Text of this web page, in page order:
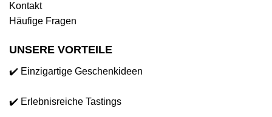
Kontakt
Häufige Fragen
UNSERE VORTEILE
✔️ Einzigartige Geschenkideen
✔️ Erlebnisreiche Tastings